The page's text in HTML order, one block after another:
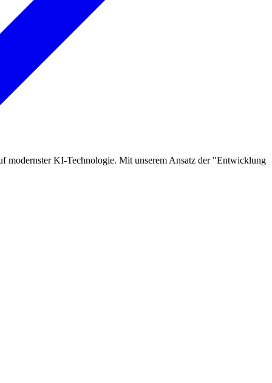
modernster KI-Technologie. Mit unserem Ansatz der "Entwicklung